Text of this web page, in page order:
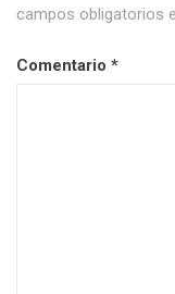
campos obligatorios
Comentario *